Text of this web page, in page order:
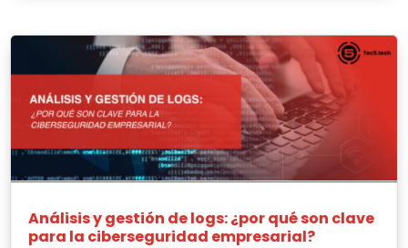
Análisis y gestión de logs: ¿por qué son clave
para la ciberseguridad empresarial?